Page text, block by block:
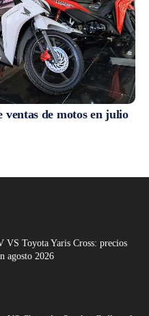
de motos en julio
VS Toyota Yaris Cross: precios
agosto 2026